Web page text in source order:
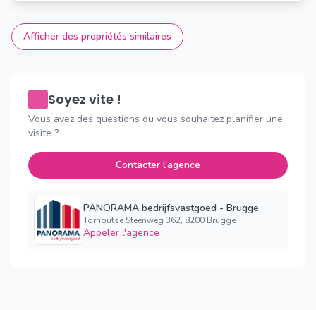
Afficher des propriétés similaires
Soyez vite !
Vous avez des questions ou vous souhaitez planifier une
visite ?
Contacter l'agence
PANORAMA bedrijfsvastgoed - Brugge
Torhoutse Steenweg 362, 8200 Brugge
Appeler l'agence